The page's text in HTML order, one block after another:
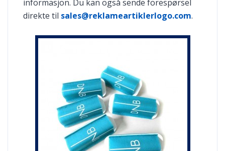
informasjon. Du kan også sende forespørsel
direkte til sales@reklameartiklerlogo.com.